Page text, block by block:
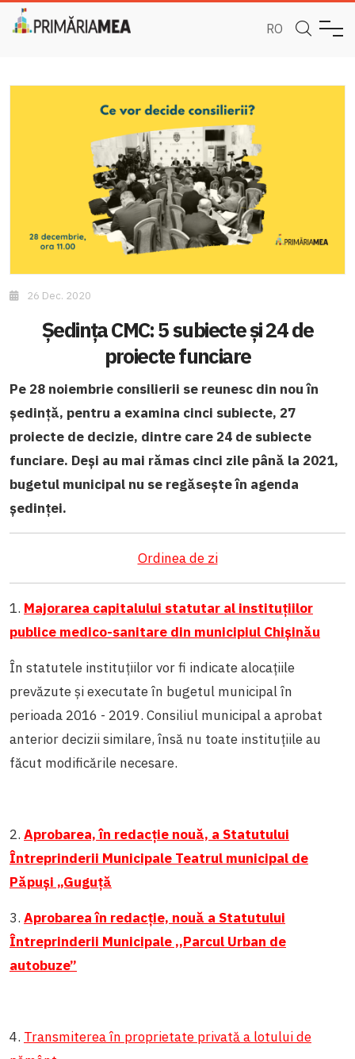
RO
26 Dec. 2020
Ședința CMC: 5 subiecte și 24 de
proiecte funciare
Pe 28 noiembrie consilierii se reunesc din nou în
ședință, pentru a examina cinci subiecte, 27
proiecte de decizie, dintre care 24 de subiecte
funciare. Deși au mai rămas cinci zile până la 2021,
bugetul municipal nu se regăsește în agenda
ședinței.
Ordinea de zi
1. Majorarea capitalului statutar al instituțiilor
publice medico-sanitare din municipiul Chișinău
În statutele instituțiilor vor fi indicate alocațiile
prevăzute și executate în bugetul municipal în
perioada 2016 - 2019. Consiliul municipal a aprobat
anterior decizii similare, însă nu toate instituțiile au
făcut modificările necesare.
2. Aprobarea, în redacție nouă, a Statutului
Întreprinderii Municipale Teatrul municipal de
Păpuși „Guguță
3. Aprobarea în redacție, nouă a Statutului
Întreprinderii Municipale ,,Parcul Urban de
autobuze”
4. Transmiterea în proprietate privată a lotului de